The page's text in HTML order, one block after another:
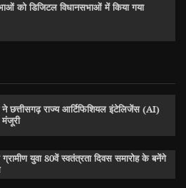
को डिजिटल विधानसभाओं में किया गया
छत्तीसगढ़ राज्य आर्टिफिशियल इंटेलिजेंस (AI)
युवा 80वें स्वतंत्रता दिवस समारोह के बनेंगे